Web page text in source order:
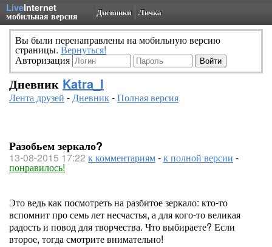
LiveInternet
мобильная версия Дневники Личка
Вы были перенаправлены на мобильную версию
страницы. Вернуться!
Авторизация
Дневник Katra_I
Лента друзей -Дневник-Полная версия
Разобьем зеркало?
13-08-2015 17:22 к комментариям-к полной версии -
понравилось!
Это ведь как посмотреть на разбитое зеркало: кто-то
вспомнит про семь лет несчастья, а для кого-то великая
радость и повод для творчества. Что выбираете? Если
второе, тогда смотрите внимательно!